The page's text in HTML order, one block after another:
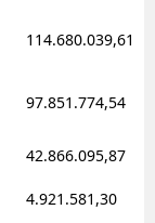
114.680.039,61
97.851.774,54
42.866.095,87
4.921.581,30